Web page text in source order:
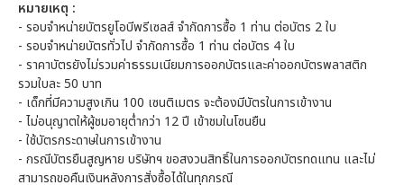
หมายเหตุ :
- รอบจำหน่ายบัตรยูโอบีพรีเซลส์ จำกัดการซื้อ 1 ท่าน ต่อบัตร 2 ใบ
- รอบจำหน่ายบัตรทั่วไป จำกัดการซื้อ 1 ท่าน ต่อบัตร 4 ใบ
- ราคาบัตรยังไม่รวมค่าธรรมเนียมการออกบัตรและค่าออกบัตรพลาสติก
รวมใบละ 50 บาท
- เด็กที่มีความสูงเกิน 100 เซนติเมตร จะต้องมีบัตรในการเข้างาน
- ไม่อนุญาตให้ผู้ชมอายุต่ำกว่า 12 ปี เข้าชมในโซนยืน
- ใช้บัตรกระดาษในการเข้างาน
- กรณีบัตรยืนสูญหาย บริษัทฯ ขอสงวนสิทธิ์ในการออกบัตรทดแทน และไม่
สามารถขอคืนเงินหลังการสั่งซื้อได้ในทุกกรณี